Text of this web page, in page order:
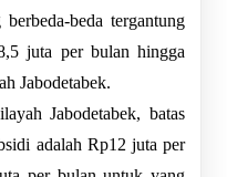
beda tergantung
juta per bulan hingga
Jabodetabek.
Jabodetabek, batas
adalah Rp12 juta per